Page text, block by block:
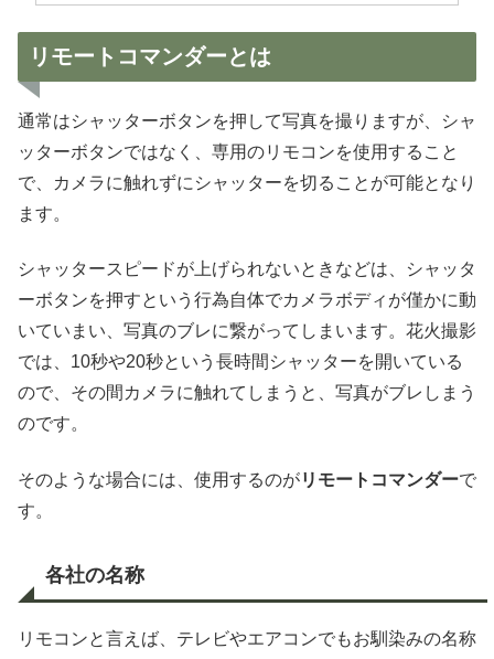
リモートコマンダーとは
通常はシャッターボタンを押して写真を撮りますが、シャ
ッターボタンではなく、専用のリモコンを使用すること
で、カメラに触れずにシャッターを切ることが可能となり
ます。
シャッタースピードが上げられないときなどは、シャッタ
ーボタンを押すという行為自体でカメラボディが僅かに動
いていまい、写真のブレに繋がってしまいます。花火撮影
では、10秒や20秒という長時間シャッターを開いている
ので、その間カメラに触れてしまうと、写真がブレしまう
のです。
そのような場合には、使用するのがリモートコマンダーで
す。
各社の名称
リモコンと言えば、テレビやエアコンでもお馴染みの名称